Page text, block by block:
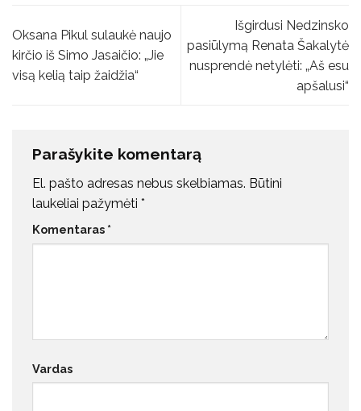
Oksana Pikul sulaukė naujo
kirčio iš Simo Jasaičio: „Jie
visą kelią taip žaidžia“
Išgirdusi Nedzinsko
pasiūlymą Renata Šakalytė
nusprendė netylėti: „Aš esu
apšalusi“
Parašykite komentarą
El. pašto adresas nebus skelbiamas. Būtini
laukeliai pažymėti *
Komentaras *
Vardas